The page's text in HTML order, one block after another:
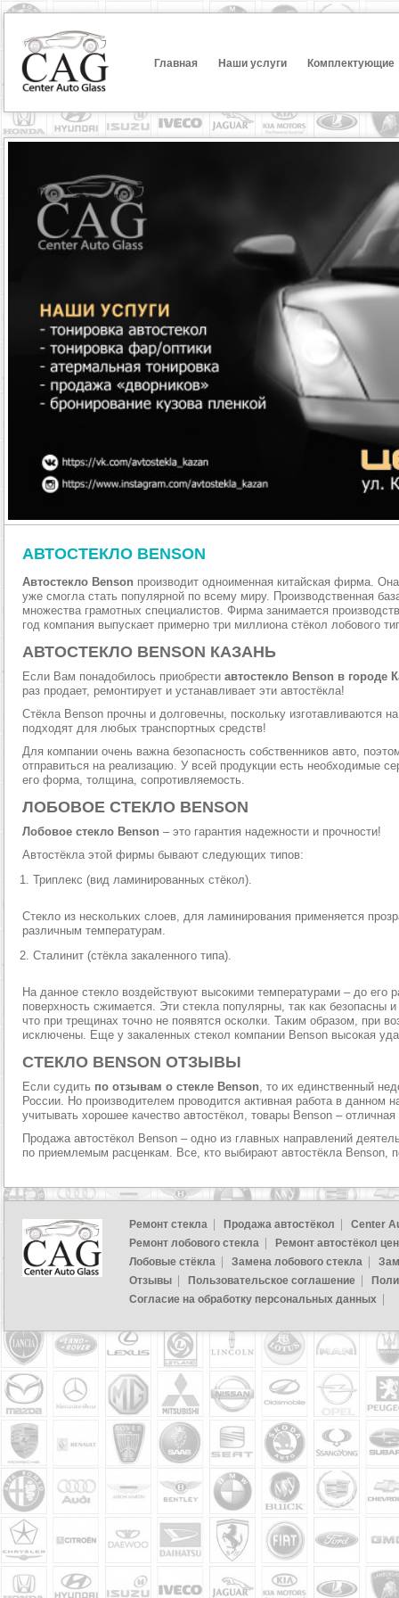
Главная Наши услуги Комплектующие
АВТОСТЕКЛО BENSON
Автостекло Benson производит одноименная китайская фирма.
уже смогла стать популярной по всему миру. Производственная
множества грамотных специалистов. Фирма занимается
год компания выпускает примерно три миллиона стёкол лобового
АВТОСТЕКЛО BENSON КАЗАНЬ
Если Вам понадобилось приобрести автостекло Benson в городе
раз продает, ремонтирует и устанавливает эти автостёкла!
Стёкла Benson прочны и долговечны, поскольку изготавливаются
подходят для любых транспортных средств!
Для компании очень важна безопасность собственников авто,
отправиться на реализацию. У всей продукции есть необходимые
его форма, толщина, сопротивляемость.
ЛОБОВОЕ СТЕКЛО BENSON
Лобовое стекло Benson – это гарантия надежности и прочности!
Автостёкла этой фирмы бывают следующих типов:
Триплекс (вид ламинированных стёкол).
Стекло из нескольких слоев, для ламинирования применяется
различным температурам.
Сталинит (стёкла закаленного типа).
На данное стекло воздействуют высокими температурами – до
поверхность сжимается. Эти стекла популярны, так как безопасны
что при трещинах точно не появятся осколки. Таким образом, при
исключены. Еще у закаленных стекол компании Benson высокая
СТЕКЛО BENSON ОТЗЫВЫ
Если судить по отзывам о стекле Benson, то их единственный
России. Но производителем проводится активная работа в
учитывать хорошее качество автостёкол, товары Benson –
Продажа автостёкол Benson – одно из главных направлений
по приемлемым расценкам. Все, кто выбирают автостёкла Benson,
Ремонт стекла Продажа автостёкол
Center
Ремонт лобового стекла
Ремонт автостёкол
Лобовые стёкла
Замена лобового стекла
Отзывы
Пользовательское соглашение
Согласие на обработку персональных данных